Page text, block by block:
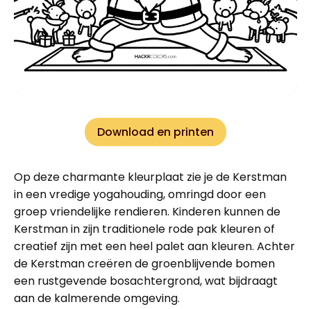
Download en printen
Op deze charmante kleurplaat zie je de Kerstman
in een vredige yogahouding, omringd door een
groep vriendelijke rendieren. Kinderen kunnen de
Kerstman in zijn traditionele rode pak kleuren of
creatief zijn met een heel palet aan kleuren. Achter
de Kerstman creëren de groenblijvende bomen
een rustgevende bosachtergrond, wat bijdraagt
aan de kalmerende omgeving.